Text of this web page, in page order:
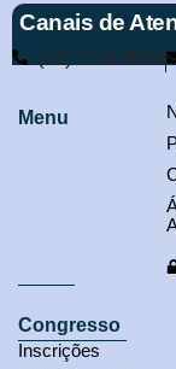
Canais de
(61) 3321-9563
Menu
Congresso
Inscrições